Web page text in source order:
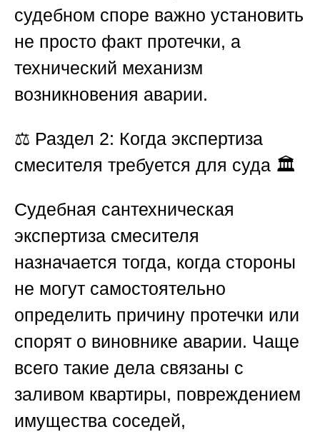
судебном споре важно установить
не просто факт протечки, а
технический механизм
возникновения аварии.
⚖️ Раздел 2: Когда экспертиза
смесителя требуется для суда 🏛️
Судебная сантехническая
экспертиза смесителя
назначается тогда, когда стороны
не могут самостоятельно
определить причину протечки или
спорят о виновнике аварии. Чаще
всего такие дела связаны с
заливом квартиры, повреждением
имущества соседей,